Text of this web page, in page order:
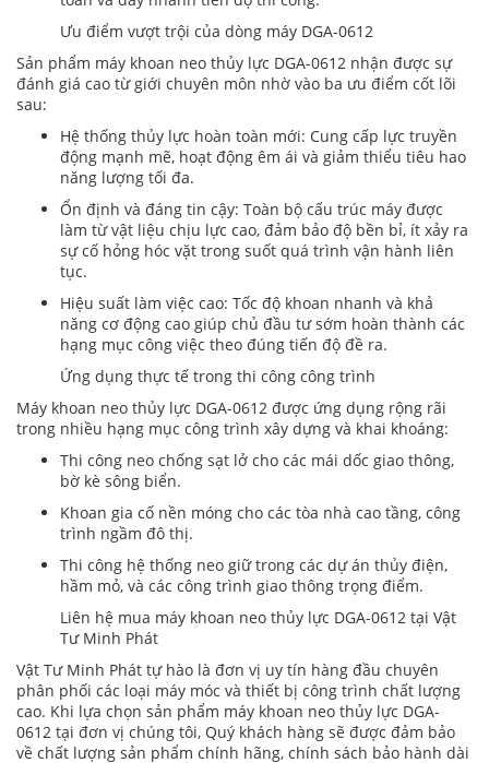
Ưu điểm vượt trội của dòng máy DGA-0612
Sản phẩm máy khoan neo thủy lực DGA-0612 nhận được sự
đánh giá cao từ giới chuyên môn nhờ vào ba ưu điểm cốt lõi
sau:
Hệ thống thủy lực hoàn toàn mới: Cung cấp lực truyền
động mạnh mẽ, hoạt động êm ái và giảm thiểu tiêu hao
năng lượng tối đa.
Ổn định và đáng tin cậy: Toàn bộ cấu trúc máy được
làm từ vật liệu chịu lực cao, đảm bảo độ bền bỉ, ít xảy ra
sự cố hỏng hóc vặt trong suốt quá trình vận hành liên
tục.
Hiệu suất làm việc cao: Tốc độ khoan nhanh và khả
năng cơ động cao giúp chủ đầu tư sớm hoàn thành các
hạng mục công việc theo đúng tiến độ đề ra.
Ứng dụng thực tế trong thi công công trình
Máy khoan neo thủy lực DGA-0612 được ứng dụng rộng rãi
trong nhiều hạng mục công trình xây dựng và khai khoáng:
Thi công neo chống sạt lở cho các mái dốc giao thông,
bờ kè sông biển.
Khoan gia cố nền móng cho các tòa nhà cao tầng, công
trình ngầm đô thị.
Thi công hệ thống neo giữ trong các dự án thủy điện,
hầm mỏ, và các công trình giao thông trọng điểm.
Liên hệ mua máy khoan neo thủy lực DGA-0612 tại Vật
Tư Minh Phát
Vật Tư Minh Phát tự hào là đơn vị uy tín hàng đầu chuyên
phân phối các loại máy móc và thiết bị công trình chất lượng
cao. Khi lựa chọn sản phẩm máy khoan neo thủy lực DGA-
0612 tại đơn vị chúng tôi, Quý khách hàng sẽ được đảm bảo
về chất lượng sản phẩm chính hãng, chính sách bảo hành dài